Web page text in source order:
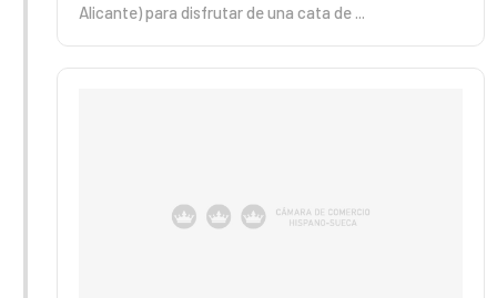
Alicante) para disfrutar de una cata de ...